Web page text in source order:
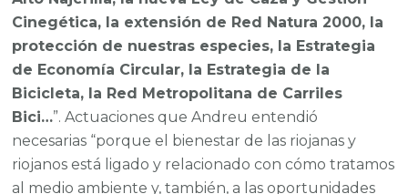
Cinegética, la extensión de Red Natura 2000, la
protección de nuestras especies, la Estrategia
de Economía Circular, la Estrategia de la
Bicicleta, la Red Metropolitana de Carriles
Bici…”. Actuaciones que Andreu entendió
necesarias “porque el bienestar de las riojanas y
riojanos está ligado y relacionado con cómo tratamos
al medio ambiente y, también, a las oportunidades